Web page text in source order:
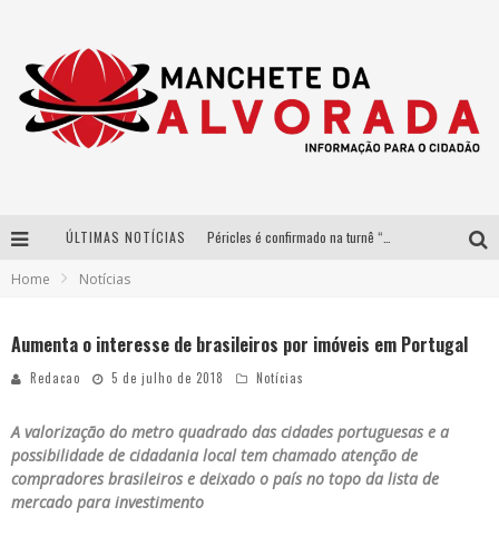
ÚLTIMAS NOTÍCIAS
Home Notícias
Aumenta o interesse de brasileiros por imóveis em Portugal
Redacao 5 de julho de 2018 Notícias
A valorização do metro quadrado das cidades portuguesas e a
possibilidade de cidadania local tem chamado atenção de
compradores brasileiros e deixado o país no topo da lista de
mercado para investimento